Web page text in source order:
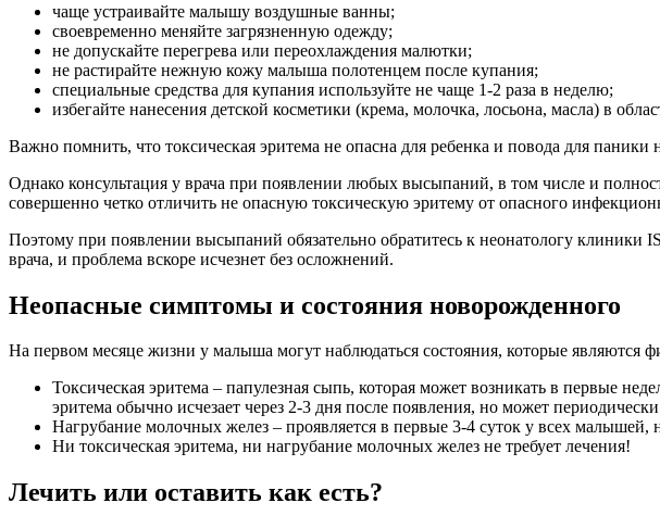
чаще устраивайте малышу воздушные ванны;
своевременно меняйте загрязненную одежду;
не допускайте перегрева или переохлаждения малютки;
не растирайте нежную кожу малыша полотенцем после купания;
специальные средства для купания используйте не чаще 1-2 раза в неделю;
избегайте нанесения детской косметики (крема, молочка, лосьона, масла) в
Важно помнить, что токсическая эритема не опасна для ребенка и повода для паники
Однако консультация у врача при появлении любых высыпаний, в том числе и
совершенно четко отличить не опасную токсическую эритему от опасного
Поэтому при появлении высыпаний обязательно обратитесь к неонатологу
врача, и проблема вскоре исчезнет без осложнений.
Неопасные симптомы и состояния новорожденного
На первом месяце жизни у малыша могут наблюдаться состояния, которые
Токсическая эритема – папулезная сыпь, которая может возникать в первые
эритема обычно исчезает через 2-3 дня после появления, но может
Нагрубание молочных желез – проявляется в первые 3-4 суток у всех
Ни токсическая эритема, ни нагрубание молочных желез не требует лечения!
Лечить или оставить как есть?